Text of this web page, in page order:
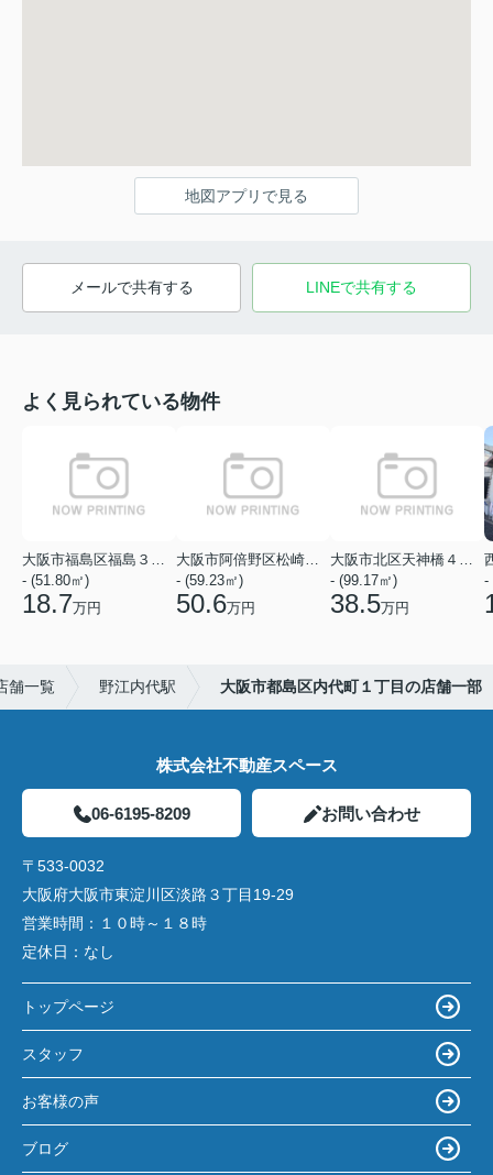
地図アプリで見る
メールで共有する LINEで共有する
よく見られている物件
大阪市福島区福島３丁目
- (51.80㎡)
18.7万円
大阪市阿倍野区松崎町１丁目
- (59.23㎡)
50.6万円
大阪市北区天神橋４丁目
- (99.17㎡)
38.5万円
-
舗一覧 野江内代駅 大阪市都島区内代町１丁目の店舗一部
株式会社不動産スペース
06-6195-8209 お問い合わせ
〒533-0032
大阪府大阪市東淀川区淡路３丁目19-29
営業時間： １０時～１８時
定休日： なし
トップページ
スタッフ
お客様の声
ブログ